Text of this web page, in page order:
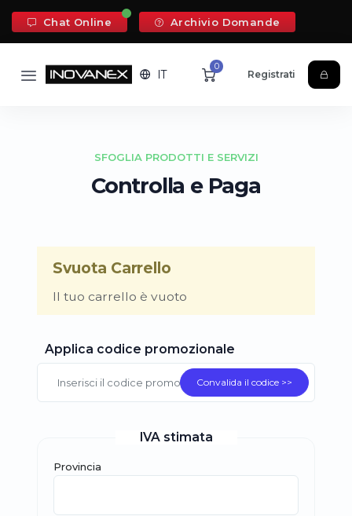
Chat Online Archivio Domande
IT
0
Registrati
SFOGLIA PRODOTTI E SERVIZI
Controlla e Paga
Svuota Carrello
Il tuo carrello è vuoto
Applica codice promozionale
Convalida il codice >>
IVA stimata
Provincia